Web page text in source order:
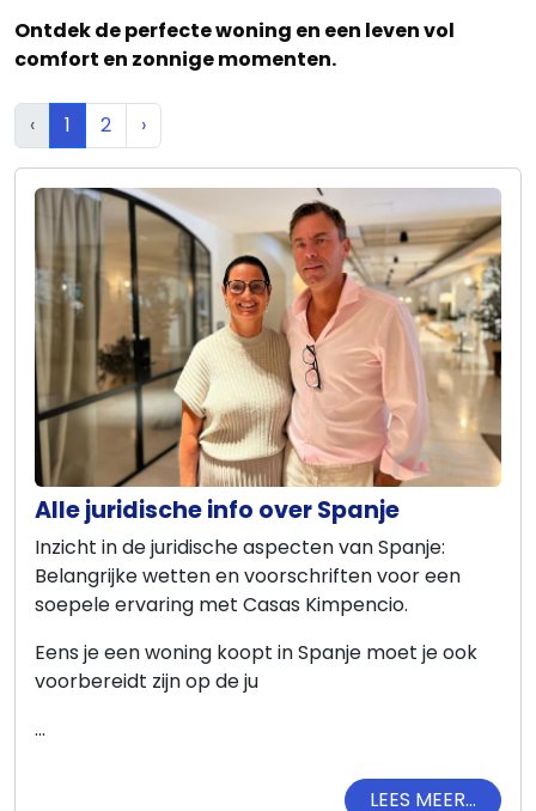
Ontdek de perfecte woning en een leven vol
comfort en zonnige momenten.
‹ 1 2 ›
Alle juridische info over Spanje
Inzicht in de juridische aspecten van Spanje:
Belangrijke wetten en voorschriften voor een
soepele ervaring met Casas Kimpencio.
Eens je een woning koopt in Spanje moet je ook
voorbereidt zijn op de ju
...
LEES MEER...